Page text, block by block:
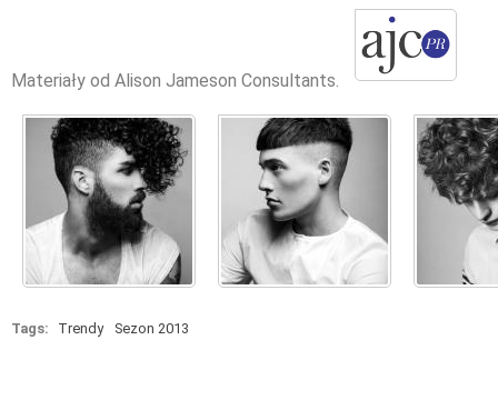
Materiały od Alison Jameson Consultants.
Tags: Trendy Sezon 2013